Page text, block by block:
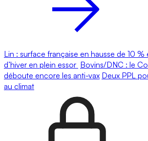
Lin : surface française en hausse de 10
d’hiver en plein essor Bovins/DNC : le
déboute encore les anti-vax Deux PPL
au climat